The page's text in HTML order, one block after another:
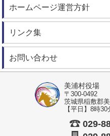
ホームページ運営方針
リンク集
お問い合わせ
美浦村役場
〒300-0492
茨城県稲敷郡
【平日】8時
029-